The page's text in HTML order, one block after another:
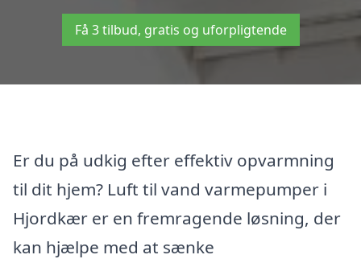
Få 3 tilbud, gratis og uforpligtende
Er du på udkig efter effektiv opvarmning
til dit hjem? Luft til vand varmepumper i
Hjordkær er en fremragende løsning, der
kan hjælpe med at sænke